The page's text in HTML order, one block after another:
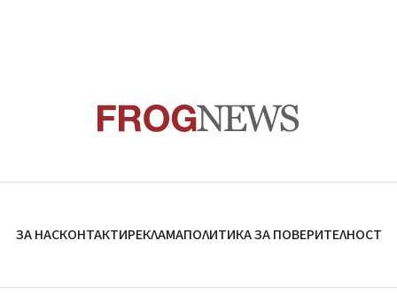
ЗА НАСКОНТАКТИРЕКЛАМАПОЛИТИКА ЗА ПОВЕРИТЕЛНОСТ